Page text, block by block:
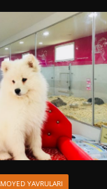
YAVRULARI